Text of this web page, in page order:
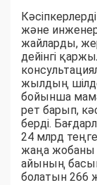
және
жайларды,
дейінгі
жылдың
бойынша
рет барып,
берді.
24 млрд
жаңа жобаны
айының
болатын 266